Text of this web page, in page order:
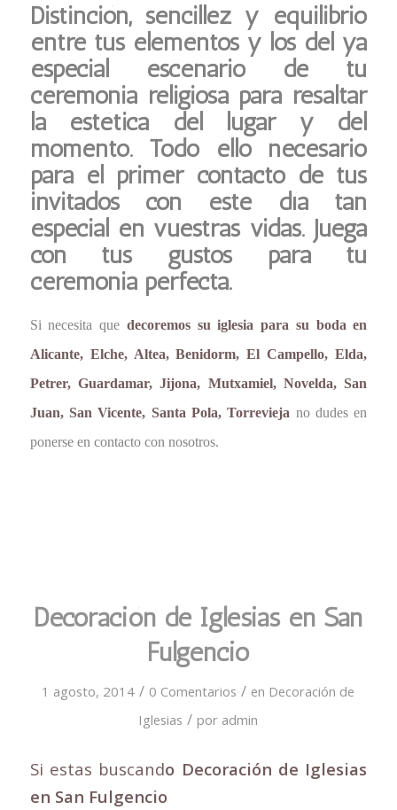
Distinción, sencillez y equilibrio
entre tus elementos y los del ya
especial escenario de tu
ceremonia religiosa para resaltar
la estética del lugar y del
momento. Todo ello necesario
para el primer contacto de tus
invitados con este día tan
especial en vuestras vidas. Juega
con tus gustos para tu
ceremonia perfecta.
Si necesita que decoremos su iglesia para su boda en
Alicante, Elche, Altea, Benidorm, El Campello, Elda,
Petrer, Guardamar, Jijona, Mutxamiel, Novelda, San
Juan, San Vicente, Santa Pola, Torrevieja no dudes en
ponerse en contacto con nosotros.
Decoración de Iglesias en San
Fulgencio
1 agosto, 2014 / 0 Comentarios / en Decoración de
Iglesias / por admin
Si estas buscando Decoración de Iglesias
en San Fulgencio